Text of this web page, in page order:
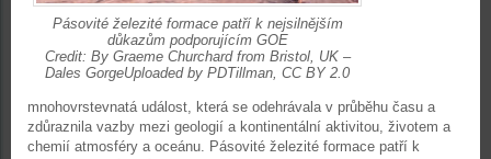
Pásovité železité formace patří k nejsilnějším
důkazům podporujícím GOE
Credit: By Graeme Churchard from Bristol, UK –
Dales GorgeUploaded by PDTillman, CC BY 2.0
mnohovrstevnatá událost, která se odehrávala v průběhu času a
zdůraznila vazby mezi geologií a kontinentální aktivitou, životem a
chemií atmosféry a oceánu. Pásovité železité formace patří k